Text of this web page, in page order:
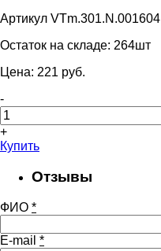
Артикул VTm.301.N.001604
Остаток на складе: 264шт
Цена: 221 pуб.
-
+
Купить
Отзывы
ФИО *
E-mail *